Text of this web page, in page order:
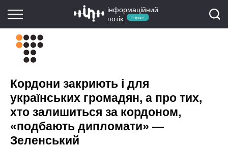
інформаційний
потік
Рівне
Кордони закриють і для
українських громадян, а про тих,
хто залишиться за кордоном,
«подбають дипломати» —
Зеленський